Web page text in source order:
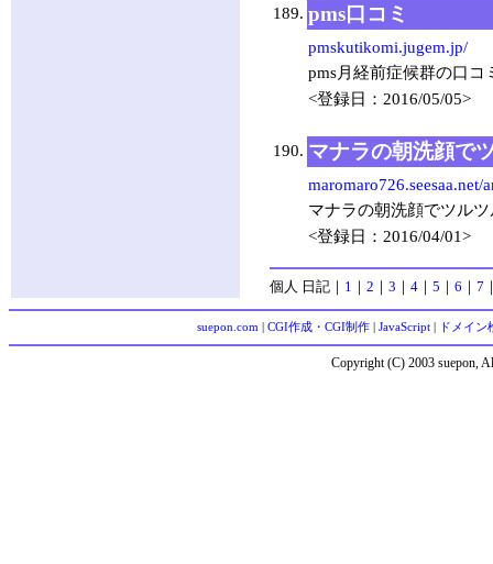
189. pms口コミ
pmskutikomi.jugem.jp/
pms月経前症候群の口コ
<登録日：2016/05/05>
190. マナラの朝洗顔で
マナラの朝洗顔でツル
<登録日：2016/04/01>
個人 日記 ｜ 1 ｜ 2 ｜ 3 ｜ 4 ｜ 5 ｜ 6 ｜ 7
suepon.com CGI作成・CGI制作| JavaScript| ドメイン
Copyright (C) 2003 suepon,